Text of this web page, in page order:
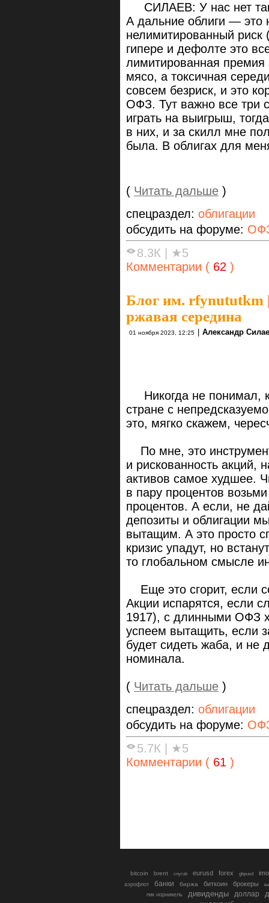
СИЛАЕВ: У нас нет
А дальние облиги — это
нелимитированный
гипере и дефолте это
лимитированная
мясо, а токсичная
совсем безриск, и это
ОФЗ. Тут важно все три
играть на выигрыш,
в них, и за скилл мне
была. В облигах для
( Читать дальше )
спецраздел: облигации
обсудить на форуме:
8.3К
★5
Комментарии ( 62 )
Блог им. rfynututkm
ржавая середина
01 ноября 2023, 12:25 Александр
Никогда не понимал,
стране с
это, мягко скажем,
По мне, это
и рискованность акций,
активов самое худшее.
в пару процентов
процентов. А если, не
депозиты и облигации
вытащим. А это просто
кризис упадут, но
то глобальном смысле
Еще это сгорит, если
Акции испарятся, если
1917), с длинными ОФЗ
успеем вытащить, если
будет сидеть жаба, и не
номинала.
( Читать дальше )
спецраздел: облигации
обсудить на форуме:
5.7К
★5
Комментарии ( 61 )
bitcoin brent cnyrub eurusd forex gbpusd
аэрофлот банки биржа биткоин брокеры
гмк норникель
дивиденды доллар